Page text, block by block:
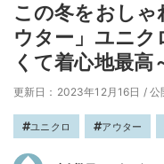
この冬をおしゃ
ウター」ユニ
くて着心地最
更新日：2023年12月16日 / 公
ユニクロ アウター